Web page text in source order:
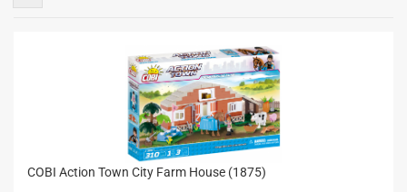
COBI Action Town City Farm House (1875)